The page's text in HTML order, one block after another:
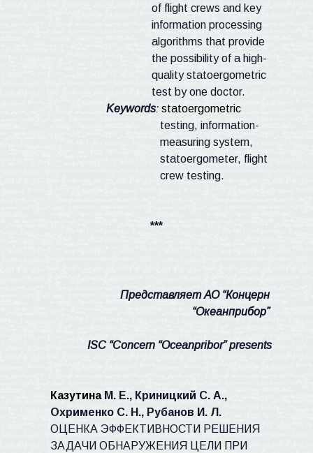
of flight crews and key
information processing
algorithms that provide
the possibility of a high-
quality statoergometric
test by one doctor.
Keywords:statoergometric
testing, information-
measuring system,
statoergometer, flight
crew testing.
***
Представляет АО“Концерн
“Океанприбор”
ISC “Concern “Oсeanpribor” presents
КазутинаМ. Е., Криницкий С. А.,
Охрименко С. Н., Рубанов И. Л.
ОЦЕНКА ЭФФЕКТИВНОСТИ РЕШЕНИЯ
ЗАДАЧИ ОБНАРУЖЕНИЯ ЦЕЛИ ПРИ